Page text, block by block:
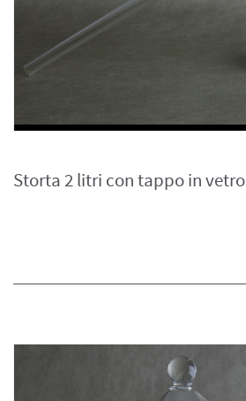
Storta 2 litri con tappo in vetro